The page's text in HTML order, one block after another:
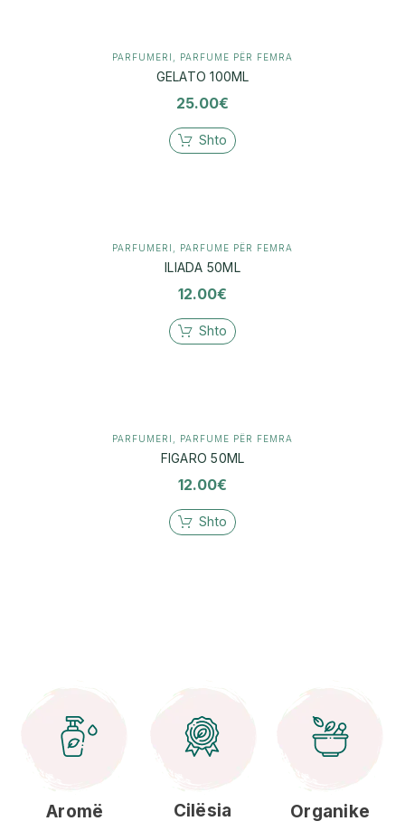
PARFUMERI PARFUME PËR FEMRA
GELATO 100ML
25.00€
Shto
PARFUMERI PARFUME PËR FEMRA
ILIADA 50ML
12.00€
Shto
PARFUMERI PARFUME PËR FEMRA
FIGARO 50ML
12.00€
Shto
Aromë Cilësia Organike